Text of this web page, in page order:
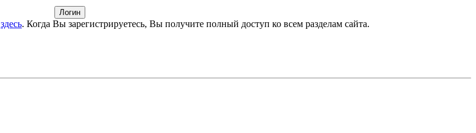
здесь. Когда Вы зарегистрируетесь, Вы получите полный доступ ко всем разделам сайта.